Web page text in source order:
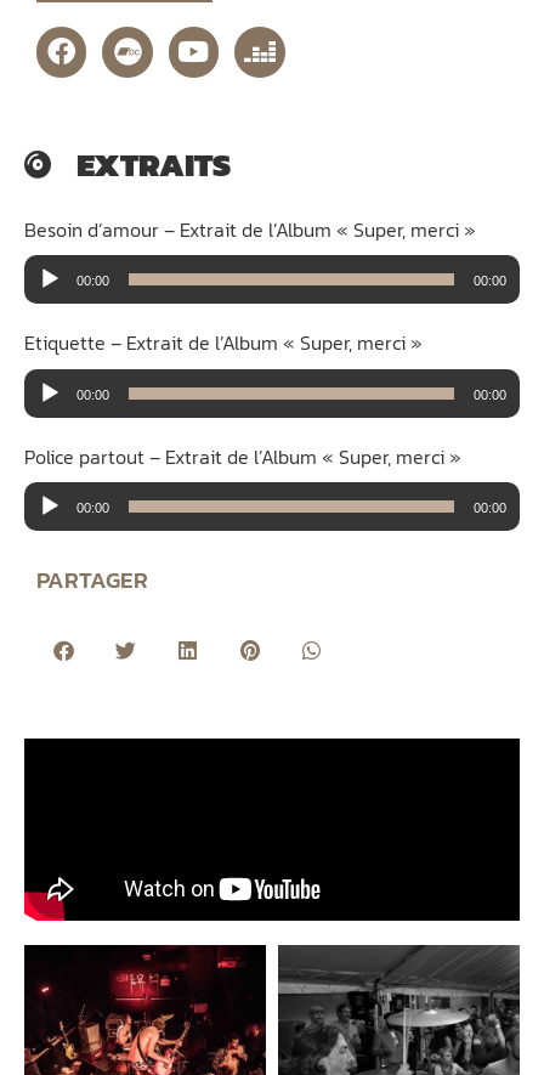
EXTRAITS
Besoin d’amour – Extrait de l’Album « Super, merci »
Lecteur
audio
00:00 00:00
Etiquette – Extrait de l’Album « Super, merci »
Lecteur
audio
00:00 00:00
Police partout – Extrait de l’Album « Super, merci »
Lecteur
audio
00:00 00:00
PARTAGER